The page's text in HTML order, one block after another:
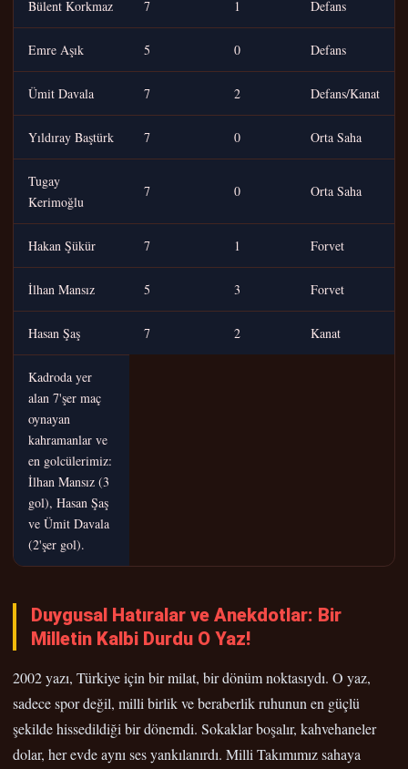
Bülent Korkmaz 7 1 Defans
Emre Aşık 5 0 Defans
Ümit Davala 7 2 Defans/Kanat
Yıldıray Baştürk 7 0 Orta Saha
Tugay
Kerimoğlu
7 0 Orta Saha
Hakan Şükür 7 1 Forvet
İlhan Mansız 5 3 Forvet
Hasan Şaş 7 2 Kanat
Kadroda yer
alan 7'şer maç
oynayan
kahramanlar ve
en golcülerimiz:
İlhan Mansız (3
gol), Hasan Şaş
ve Ümit Davala
(2'şer gol).
Duygusal Hatıralar ve Anekdotlar: Bir
Milletin Kalbi Durdu O Yaz!
2002 yazı, Türkiye için bir milat, bir dönüm noktasıydı. O yaz,
sadece spor değil, milli birlik ve beraberlik ruhunun en güçlü
şekilde hissedildiği bir dönemdi. Sokaklar boşalır, kahvehaneler
dolar, her evde aynı ses yankılanırdı. Milli Takımımız sahaya